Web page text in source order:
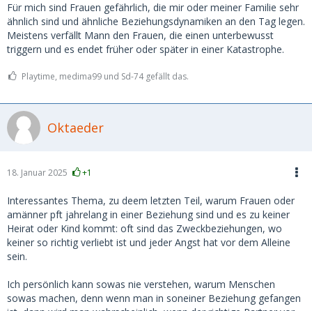
Für mich sind Frauen gefährlich, die mir oder meiner Familie sehr
ähnlich sind und ähnliche Beziehungsdynamiken an den Tag legen.
Meistens verfällt Mann den Frauen, die einen unterbewusst
triggern und es endet früher oder später in einer Katastrophe.
Playtime, medima99 und Sd-74 gefällt das.
Oktaeder
18. Januar 2025 +1
Interessantes Thema, zu deem letzten Teil, warum Frauen oder
amänner pft jahrelang in einer Beziehung sind und es zu keiner
Heirat oder Kind kommt: oft sind das Zweckbeziehungen, wo
keiner so richtig verliebt ist und jeder Angst hat vor dem Alleine
sein.
Ich persönlich kann sowas nie verstehen, warum Menschen
sowas machen, denn wenn man in soneiner Beziehung gefangen